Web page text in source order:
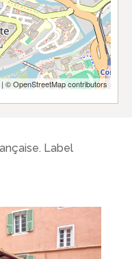
| © OpenStreetMap contributors
Label